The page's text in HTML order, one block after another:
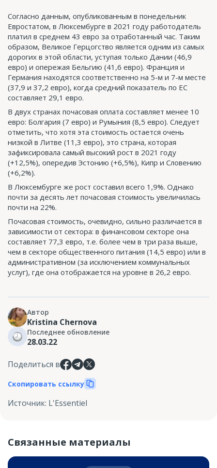
Согласно данным, опубликованным в понедельник
Евростатом, в Люксембурге в 2021 году работодатель
платил в среднем 43 евро за отработанный час. Таким
образом, Великое Герцогство является одним из самых
дорогих в этой области, уступая только Дании (46,9
евро) и опережая Бельгию (41,6 евро). Франция и
Германия находятся соответственно на 5-м и 7-м месте
(37,9 и 37,2 евро), когда средний показатель по ЕС
составляет 29,1 евро.
В двух странах почасовая оплата составляет менее 10
евро: Болгария (7 евро) и Румыния (8,5 евро). Следует
отметить, что хотя эта стоимость остается очень
низкой в ​​Литве (11,3 евро), это страна, которая
зафиксировала самый высокий рост в 2021 году
(+12,5%), опередив Эстонию (+6,5%), Кипр и Словению
(+6,2%).
В Люксембурге же рост составил всего 1,9%. Однако
почти за десять лет почасовая стоимость увеличилась
почти на 22%.
Почасовая стоимость, очевидно, сильно различается в
зависимости от сектора: в финансовом секторе она
составляет 77,3 евро, т.е. более чем в три раза выше,
чем в секторе общественного питания (14,5 евро) или в
административном (за исключением коммунальных
услуг), где она отображается на уровне в 26,2 евро.
Автор
Kristina Chernova
Последнее обновление
28.03.22
Поделиться в
Скопировать ссылку
Источник: L'Essentiel
Связанные материалы